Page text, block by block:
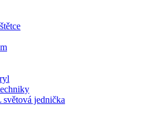
jednička